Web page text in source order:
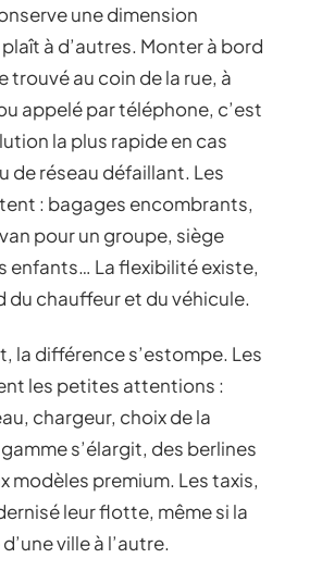
une dimension
à d’autres. Monter à bord
trouvé au coin de la rue, à
appelé par téléphone, c’est
la plus rapide en cas
de réseau défaillant. Les
: bagages encombrants,
pour un groupe, siège
enfants… La flexibilité existe,
du chauffeur et du véhicule.
la différence s’estompe. Les
les petites attentions :
chargeur, choix de la
s’élargit, des berlines
modèles premium. Les taxis,
leur flotte, même si la
ville à l’autre.